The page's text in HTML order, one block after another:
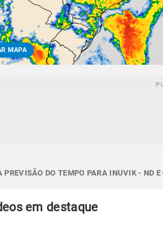
MAPA
PREVISÃO DO TEMPO PARA INUVIK - ND
em destaque